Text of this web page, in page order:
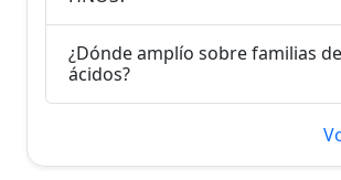
¿Dónde amplío sobre familias de
ácidos?